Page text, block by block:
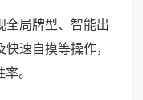
全局牌型、智能出
速自摸等操作，
。